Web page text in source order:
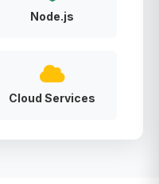
Node.js
Cloud Services